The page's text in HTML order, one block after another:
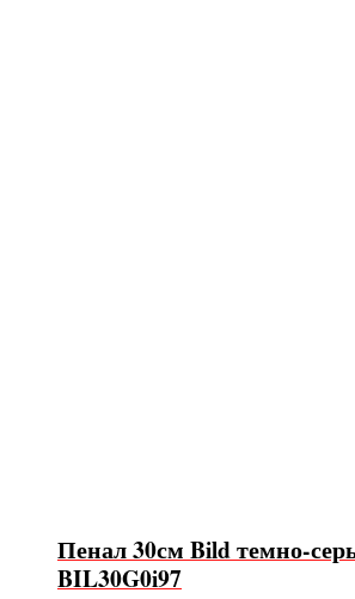
Пенал 30см Bild темно-
BIL30G0i97